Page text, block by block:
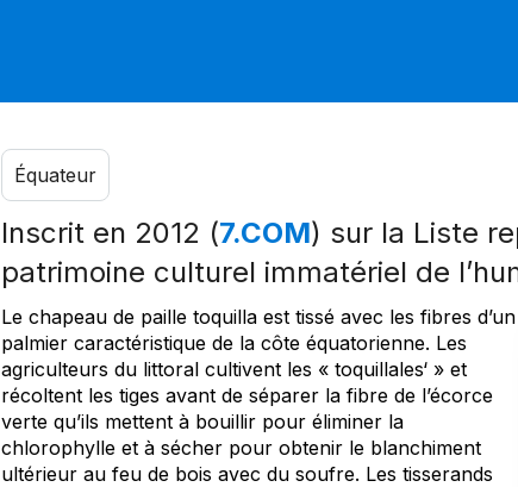
Équateur
Inscrit en 2012 (7.COM) sur la Liste
patrimoine culturel immatériel de
Le chapeau de paille toquilla est tissé avec les fibres d’un
palmier caractéristique de la côte équatorienne. Les
agriculteurs du littoral cultivent les « toquillales‘ » et
récoltent les tiges avant de séparer la fibre de l’écorce
verte qu’ils mettent à bouillir pour éliminer la
chlorophylle et à sécher pour obtenir le blanchiment
ultérieur au feu de bois avec du soufre. Les tisserands